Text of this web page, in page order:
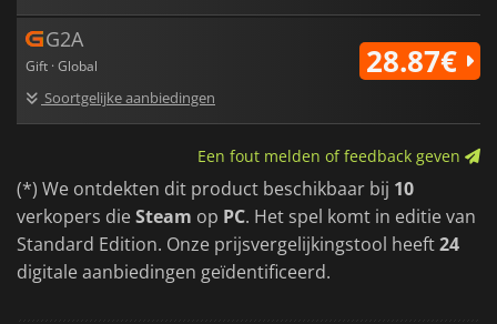
G2A
Gift · Global
Soortgelijke aanbiedingen
28.87€
Een fout melden of feedback geven
(*) We ontdekten dit product beschikbaar bij 10
verkopers dieSteam op PC. Het spel komt in editie van
Standard Edition. Onze prijsvergelijkingstool heeft24
digitale aanbiedingen geïdentificeerd.